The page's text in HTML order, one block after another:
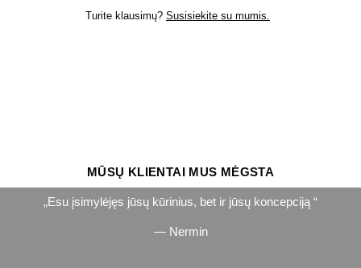
Turite klausimų? Susisiekite su mumis.
MŪSŲ KLIENTAI MUS MĖGSTA
Esu įsimylėjęs jūsų kūrinius, bet ir jūsų koncepciją
— Nermin